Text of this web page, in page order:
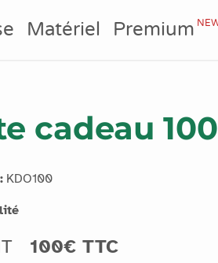
Matériel Premium
cadeau
KDO100
100€ TTC